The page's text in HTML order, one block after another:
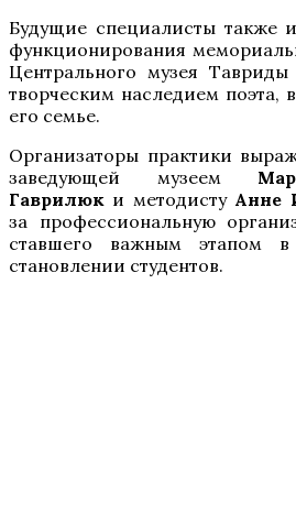
Будущие специалисты также
функционирования
Центрального музея
творческим наследием поэта,
его семье.
Организаторы практики
заведующей музеем
Гаврилюк и методисту Анне
за профессиональную
ставшего важным этапом в
становлении студентов.